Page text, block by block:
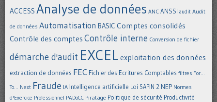
ACCESS Analyse de données ANC ANSSI audit Audit
de données Automatisation BASIC Comptes consolidés
Contrôle des comptes Contrôle interne Conversion de fichier
démarche d'audit EXCEL exploitation des données
extraction de données FEC Fichier des Ecritures Comptables filtres For...
To... Next Fraude IA Intelligence artificielle Loi SAPIN 2 NEP Normes
d'Exercice Professionnel PADoCC Piratage Politique de sécurité Productivité